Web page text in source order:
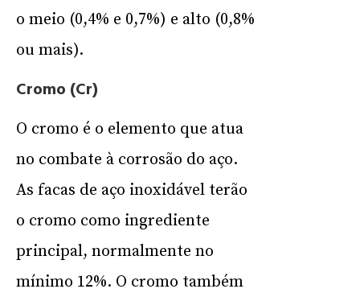
o meio (0,4% e 0,7%) e alto (0,8%
ou mais).
Cromo (Cr)
O cromo é o elemento que atua
no combate à corrosão do aço.
As facas de aço inoxidável terão
o cromo como ingrediente
principal, normalmente no
mínimo 12%. O cromo também